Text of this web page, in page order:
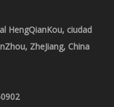
HengQianKou, ciudad
ZheJiang, China